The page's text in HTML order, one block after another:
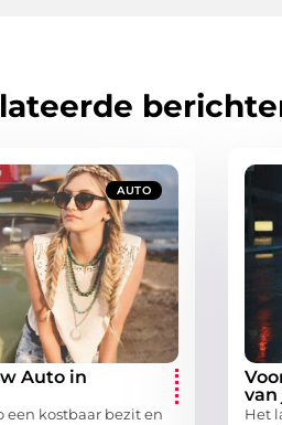
AUTO
Auto in
een kostbaar bezit en
van
Het